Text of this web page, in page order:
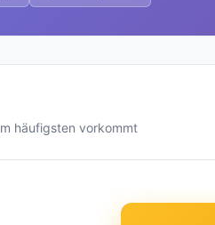
häufigsten vorkommt